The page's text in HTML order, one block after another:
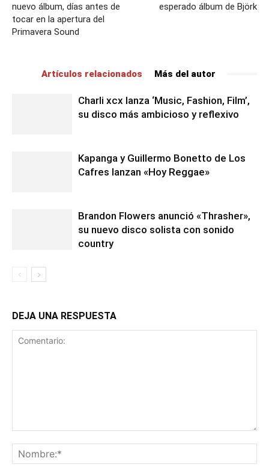
nuevo álbum, días antes de
tocar en la apertura del
Primavera Sound
esperado álbum de Björk
Artículos relacionados Más del autor
Charli xcx lanza ‘Music, Fashion, Film’,
su disco más ambicioso y reflexivo
Kapanga y Guillermo Bonetto de Los
Cafres lanzan «Hoy Reggae»
Brandon Flowers anunció «Thrasher»,
su nuevo disco solista con sonido
country
DEJA UNA RESPUESTA